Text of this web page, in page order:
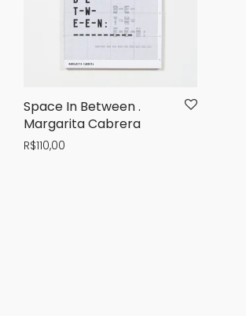
Space In Between .
Margarita Cabrera
R$110,00